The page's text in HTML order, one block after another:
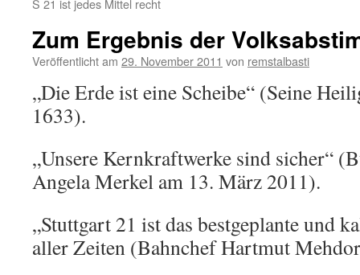
S 21 ist jedes Mittel recht
Zum Ergebnis der
Veröffentlicht am 29. November 2011 von remstalbasti
„Die Erde ist eine Scheibe“ (Seine
1633).
„Unsere Kernkraftwerke sind sicher“
Angela Merkel am 13. März 2011).
„Stuttgart 21 ist das bestgeplante und
aller Zeiten (Bahnchef Hartmut